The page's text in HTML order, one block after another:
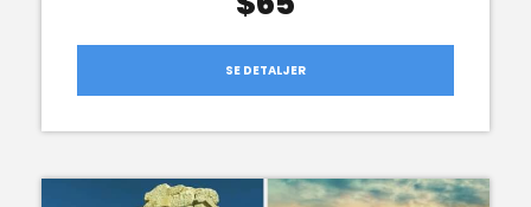
SE DETALJER